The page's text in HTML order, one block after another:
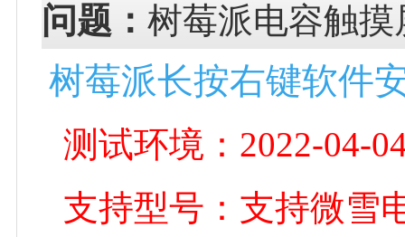
问题：树莓派电容触
树莓派长按右键软件
测试环境：2022-04-
支持型号：支持微雪